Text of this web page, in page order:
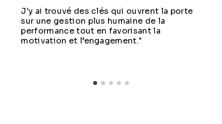
J'y ai trouvé des clés qui ouvrent la porte
sur une gestion plus humaine de la
performance tout en favorisant la
motivation et l’engagement."